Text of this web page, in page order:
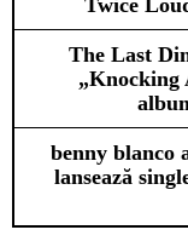
Twice
The Last
„Knocking
benny blanco
lansează